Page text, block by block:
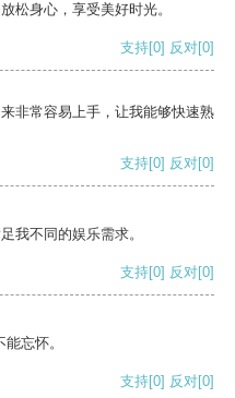
松身心，享受美好时光。
支持[0] 反对[0]
非常容易上手，让我能够快速熟
支持[0] 反对[0]
我不同的娱乐需求。
支持[0] 反对[0]
忘怀。
支持[0] 反对[0]